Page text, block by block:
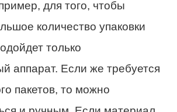
для того, чтобы
количество упаковки
только
аппарат. Если же требуется
пакетов, то можно